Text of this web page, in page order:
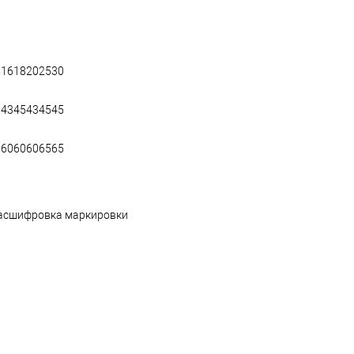
1618202530
4345434545
6060606565
маркировки